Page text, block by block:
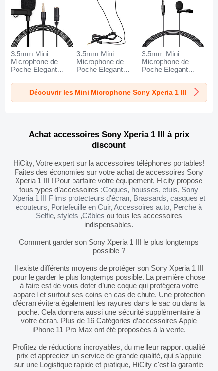
3.5mm Mini
Microphone de
Poche Elegant
Parleur K06 pour
Sony Xperia 1 III
Noir
3.5mm Mini
Microphone de
Poche Elegant
Parleur K05 pour
Sony Xperia 1 III
Noir
3.5mm Mini
Microphone de
Poche Elegant
Parleur K08 pour
Sony Xperia 1 III
Noir
Découvrir les Mini Microphone Sony Xperia 1 III
Achat accessoires Sony Xperia 1 III à prix
discount
HiCity, Votre expert sur la accessoires téléphones portables!
Faites des économies sur votre achat de accessoires Sony
Xperia 1 III ! Pour parfaire votre équipement, Hicity propose
tous types d’accessoires :Coques, housses, etuis, Sony
Xperia 1 III Films protecteurs d'écran, Brassards, casques et
écouteurs, Portefeuille en Cuir,Accessoires auto, Perche à
Selfie, stylets ,Câbles ou tous les accessoires
indispensables.
Comment garder son Sony Xperia 1 III le plus longtemps
possible ?
Il existe différents moyens de protéger son Sony Xperia 1 III
pour le garder le plus longtemps possible. La première chose
à faire est de vous doter d’une coque qui protégera votre
appareil et surtout ses coins en cas de chute. Une protection
d’écran évitera également les rayures dans le sac ou dans la
poche. Cela donnera aussi une sécurité supplémentaire à
votre écran. Plus de 16 Catégories d’accessoires Apple
iPhone 11 Pro Max ont été proposées à la vente.
Profitez de réductions incroyables, du meilleur rapport qualité
prix et appréciez un service de grande qualité, qui s’appuie
sur une Logistique rapide et pratique, HiCity c'est la garantie